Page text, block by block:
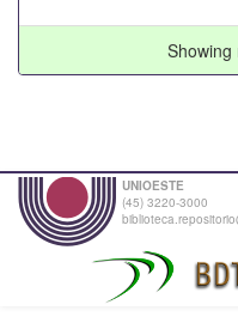
Showing
UNIOESTE
(45) 3220-3000